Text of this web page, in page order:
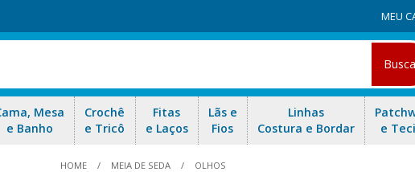
MEU
Mesa
e Banho
Crochê
e Tricô
Fitas
e Laços
Lãs e
Fios
Linhas
Costura e Bordar
e
HOME MEIA DE SEDA OLHOS